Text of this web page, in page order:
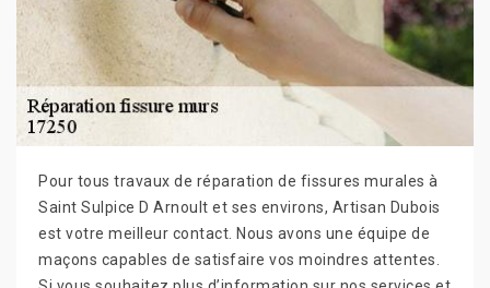
Pour tous travaux de réparation de fissures murales à
Saint Sulpice D Arnoult et ses environs, Artisan Dubois
est votre meilleur contact. Nous avons une équipe de
maçons capables de satisfaire vos moindres attentes.